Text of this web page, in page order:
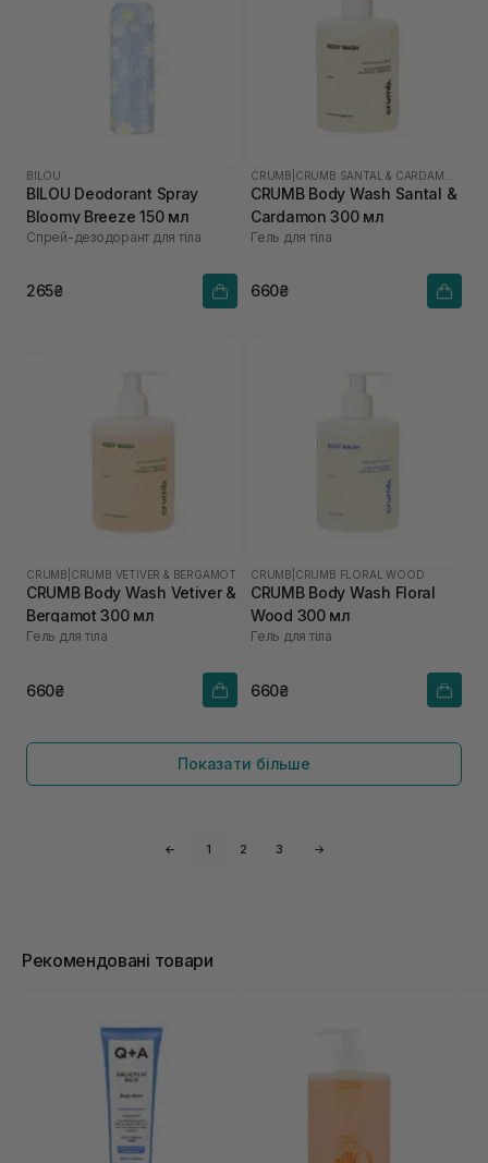
BILOU
BILOU Deodorant Spray
Bloomy Breeze 150 мл
Спрей-дезодорант для тіла
265₴
CRUMB
CRUMB Body Wash Santal &
Cardamon 300 мл
Гель для тіла
660₴
CRUMB CRUMB VETIVER & BERGAMOT
CRUMB Body Wash Vetiver &
Bergamot 300 мл
Гель для тіла
660₴
CRUMB CRUMB FLORAL WOOD
CRUMB Body Wash Floral
Wood 300 мл
Гель для тіла
660₴
Показати більше
← 1 2 3 →
Рекомендовані товари